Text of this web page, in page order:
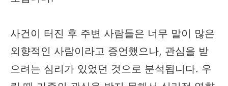
사건이 터진 후 주변 사람들은 너무 말이 많은
외향적인 사람이라고 증언했으나, 관심을 받
으려는 심리가 있었던 것으로 분석됩니다. 우